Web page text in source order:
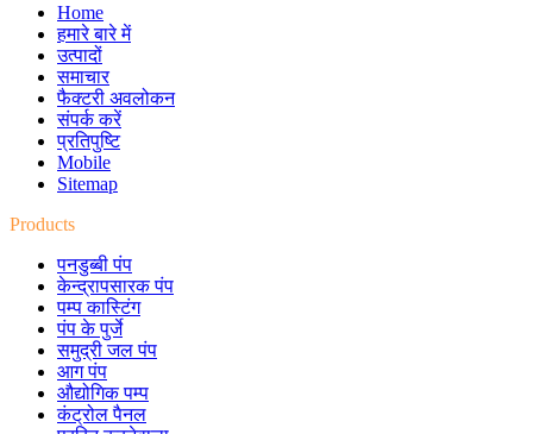
Home
हमारे बारे में
उत्पादों
समाचार
फैक्टरी अवलोकन
संपर्क करें
प्रतिपुष्टि
Mobile
Sitemap
Products
पनडुब्बी पंप
केन्द्रापसारक पंप
पम्प कास्टिंग
पंप के पुर्जे
समुद्री जल पंप
आग पंप
औद्योगिक पम्प
कंट्रोल पैनल